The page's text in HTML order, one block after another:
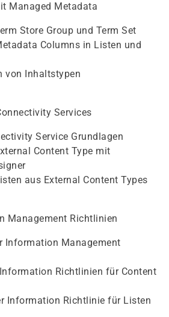
Managed Metadata
Store Group und Term Set
Columns in Listen und
von Inhaltstypen
Services
Service Grundlagen
Content Type mit
aus External Content Types
Management Richtlinien
Information Management
Richtlinien für Content
Information Richtlinie für Listen